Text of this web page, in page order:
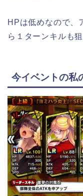
HPは低めなので、
ら１ターンキルも狙
今イベントの私